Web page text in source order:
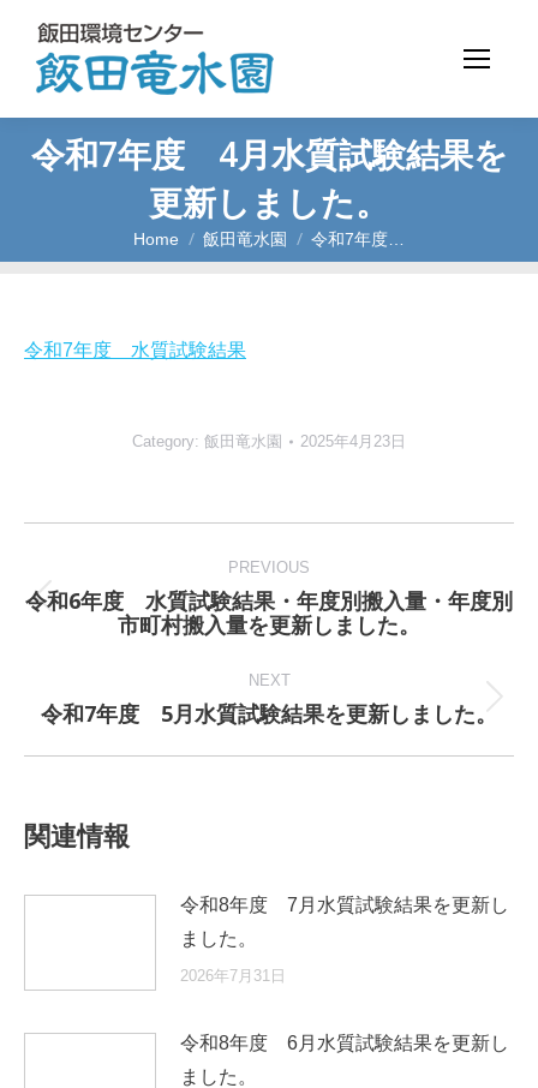
令和7年度 4月水質試験結果を
更新しました。
You are here:
Home 飯田竜水園 令和7年度…
令和7年度 水質試験結果
Category: 飯田竜水園 2025年4月23日
navigation
PREVIOUS
Previous
post:
令和6年度 水質試験結果・年度別搬入量・年度別
市町村搬入量を更新しました。
NEXT
Next
令和7年度 5月水質試験結果を更新しました。
関連情報
令和8年度 7月水質試験結果を更新し
ました。
2026年7月31日
令和8年度 6月水質試験結果を更新し
ました。